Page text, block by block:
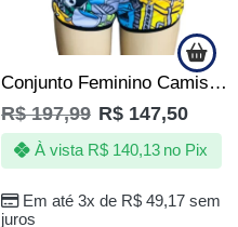
Conjunto Feminino Camiseta/Short Tia Patinhas Irmãs Metralha
R$197,99 R$ 147,50
Em até 3x de R$49,17sem
juros
À vista R$140,13 no Pix